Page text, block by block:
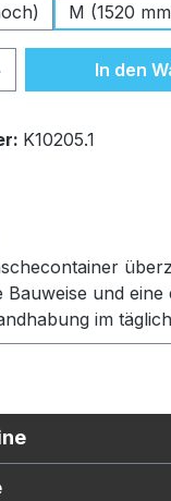
M (1520
GibIn den
K10205.1
Bauweise und eine
im